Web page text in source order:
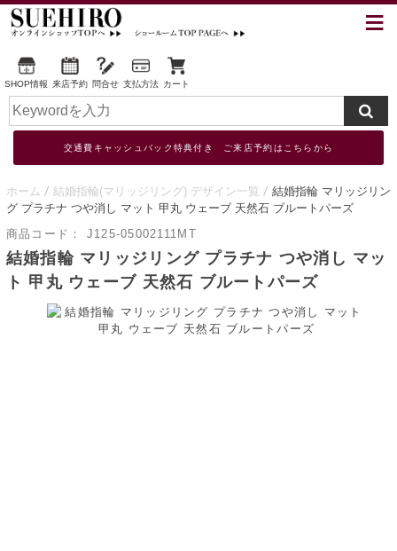
SHOP情報 来店予約 問合せ 支払方法 カート
交通費キャッシュバック特典付き ご来店予約はこちらから
ホーム 結婚指輪(マリッジリング) デザイン一覧
結婚指輪 マリッジリン
グ プラチナ つや消し マット 甲丸 ウェーブ 天然石 ブルートパーズ
商品コード：
J125-05002111MT
結婚指輪 マリッジリング プラチナ つや消し マッ
ト 甲丸 ウェーブ 天然石 ブルートパーズ